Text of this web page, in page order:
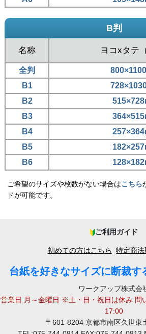
B判
名称 ヨコxタテ
全判
B1
B2
B3
B4
B5
B6
ご希望のサイズや枚数がない場合はこちら
ドが可能です。
ご利用ガイド
初めての方はこちら 特定商
台紙を好きなサイズに断裁
ワークアップ株式会
営業日:月～金曜日 ※土・日・祝日は休み 問
17:00
〒601-8204 京都市南区久世東